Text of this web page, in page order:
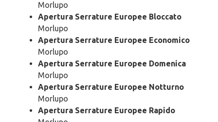
Morlupo
Apertura Serrature Europee Bloccato
Morlupo
Apertura Serrature Europee Economico
Morlupo
Apertura Serrature Europee Domenica
Morlupo
Apertura Serrature Europee Notturno
Morlupo
Apertura Serrature Europee Rapido